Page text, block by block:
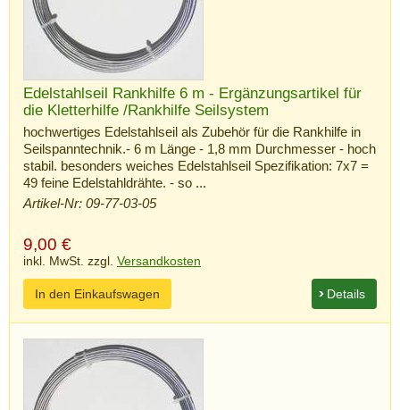
Edelstahlseil Rankhilfe 6 m - Ergänzungsartikel für
die Kletterhilfe /Rankhilfe Seilsystem
hochwertiges Edelstahlseil als Zubehör für die Rankhilfe in
Seilspanntechnik.- 6 m Länge - 1,8 mm Durchmesser - hoch
stabil. besonders weiches Edelstahlseil Spezifikation: 7x7 =
49 feine Edelstahldrähte. - so ...
Artikel-Nr: 09-77-03-05
9,00 €
inkl. MwSt. zzgl. Versandkosten
Details
In den Einkaufswagen